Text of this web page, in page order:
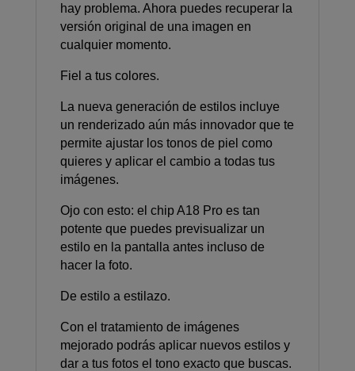
hay problema. Ahora puedes recuperar la
versión original de una imagen en
cualquier momento.
Fiel a tus colores.
La nueva generación de estilos incluye
un renderizado aún más innovador que te
permite ajustar los tonos de piel como
quieres y aplicar el cambio a todas tus
imágenes.
Ojo con esto: el chip A18 Pro es tan
potente que puedes previsualizar un
estilo en la pantalla antes incluso de
hacer la foto.
De estilo a estilazo.
Con el tratamiento de imágenes
mejorado podrás aplicar nuevos estilos y
dar a tus fotos el tono exacto que buscas.